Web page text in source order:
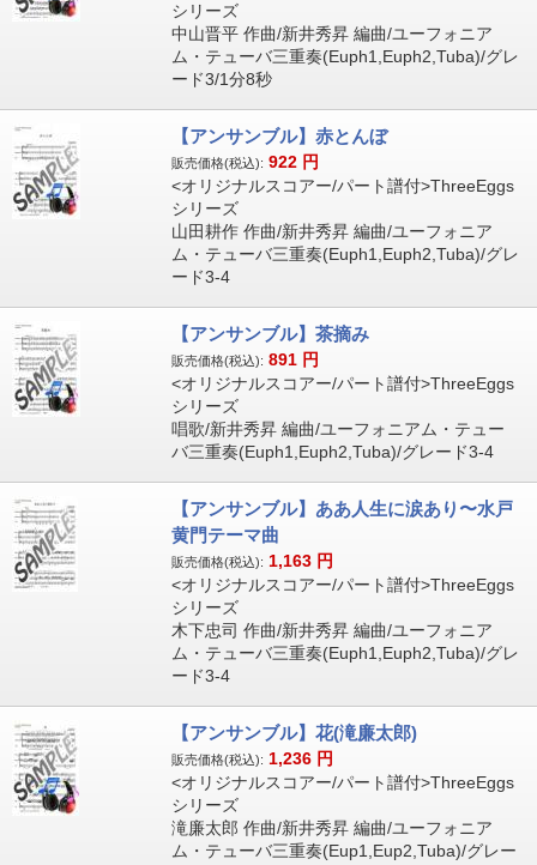
シリーズ
中山晋平 作曲/新井秀昇 編曲/ユーフォニア
ム・テューバ三重奏(Euph1,Euph2,Tuba)/グレ
ード3/1分8秒
【アンサンブル】赤とんぼ
販売価格(税込): 922 円
<オリジナルスコアー/パート譜付>ThreeEggs
シリーズ
山田耕作 作曲/新井秀昇 編曲/ユーフォニア
ム・テューバ三重奏(Euph1,Euph2,Tuba)/グレ
ード3-4
【アンサンブル】茶摘み
販売価格(税込): 891 円
<オリジナルスコアー/パート譜付>ThreeEggs
シリーズ
唱歌/新井秀昇 編曲/ユーフォニアム・テュー
バ三重奏(Euph1,Euph2,Tuba)/グレード3-4
【アンサンブル】ああ人生に涙あり〜水戸
黄門テーマ曲
販売価格(税込): 1,163 円
<オリジナルスコアー/パート譜付>ThreeEggs
シリーズ
木下忠司 作曲/新井秀昇 編曲/ユーフォニア
ム・テューバ三重奏(Euph1,Euph2,Tuba)/グレ
ード3-4
【アンサンブル】花(滝廉太郎)
販売価格(税込): 1,236 円
<オリジナルスコアー/パート譜付>ThreeEggs
シリーズ
滝廉太郎 作曲/新井秀昇 編曲/ユーフォニア
ム・テューバ三重奏(Eup1,Eup2,Tuba)/グレー